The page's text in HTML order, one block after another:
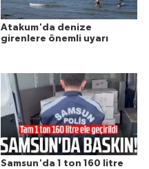
Atakum'da denize
girenlere önemli uyarı
Samsun'da 1 ton 160 litre